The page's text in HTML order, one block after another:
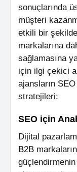
sonuçlarında
müşteri
etkili bir
markalarına
sağlamasına
için ilgi çekici
ajansların
stratejileri:
SEO için
Dijital
B2B